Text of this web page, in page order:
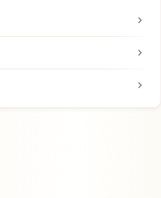
chevron_right
chevron_right
chevron_right